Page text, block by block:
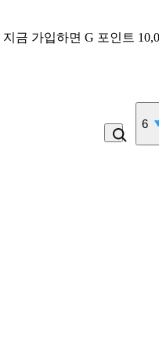
지금 가입하면 G 포인트
6